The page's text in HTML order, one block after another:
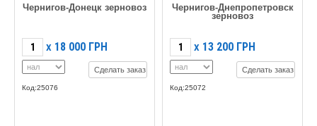
Чернигов-Донецк зерновоз
X 18 000 ГРН
Сделать заказ
Код:25076
Чернигов-Днепропетровск
зерновоз
X 13 200 ГРН
Сделать заказ
Код:25072